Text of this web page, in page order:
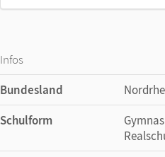
Infos
Bundesland
Schulform